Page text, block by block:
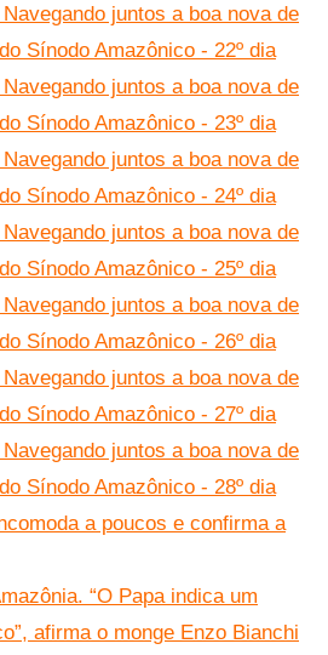
juntos a boa nova de
Sínodo Amazônico - 22º dia
juntos a boa nova de
Sínodo Amazônico - 23º dia
juntos a boa nova de
Sínodo Amazônico - 24º dia
juntos a boa nova de
Sínodo Amazônico - 25º dia
juntos a boa nova de
Sínodo Amazônico - 26º dia
juntos a boa nova de
Sínodo Amazônico - 27º dia
juntos a boa nova de
Sínodo Amazônico - 28º dia
a poucos e confirma a
“O Papa indica um
afirma o monge Enzo Bianchi